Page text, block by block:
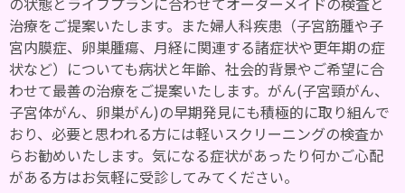
治療をご提案いたします。また婦人科疾患（子宮筋腫や子
宮内膜症、卵巣腫瘍、月経に関連する諸症状や更年期の症
状など）についても病状と年齢、社会的背景やご希望に合
わせて最善の治療をご提案いたします。がん(子宮頸がん、
子宮体がん、卵巣がん)の早期発見にも積極的に取り組んで
おり、必要と思われる方には軽いスクリーニングの検査か
らお勧めいたします。気になる症状があったり何かご心配
がある方はお気軽に受診してみてください。